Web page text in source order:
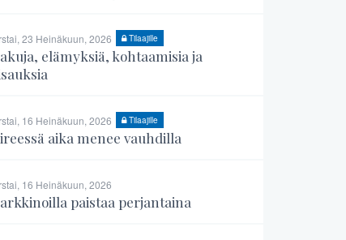
23 Heinäkuun, 2026 Tilaajille
elämyksiä, kohtaamisia ja
16 Heinäkuun, 2026 Tilaajille
aika menee vauhdilla
16 Heinäkuun, 2026
paistaa perjantaina